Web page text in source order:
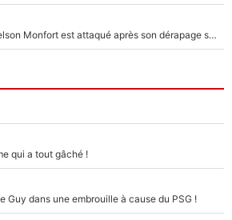
Incendies en Gironde - Nelson Monfort est attaqué après son dérapage sur CNews : «Et lui, il prend combien pour parler dans un studio climatisé?»
qui a tout gâché !
Guy dans une embrouille à cause du PSG !